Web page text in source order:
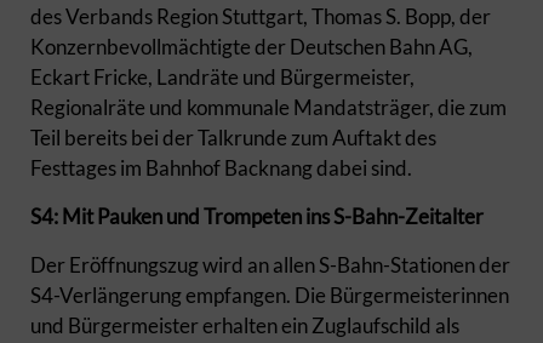
des Verbands Region Stuttgart, Thomas S. Bopp, der
Konzernbevollmächtigte der Deutschen Bahn AG,
Eckart Fricke, Landräte und Bürgermeister,
Regionalräte und kommunale Mandatsträger, die zum
Teil bereits bei der Talkrunde zum Auftakt des
Festtages im Bahnhof Backnang dabei sind.
S4: Mit Pauken und Trompeten ins S-Bahn-Zeitalter
Der Eröffnungszug wird an allen S-Bahn-Stationen der
S4-Verlängerung empfangen. Die Bürgermeisterinnen
und Bürgermeister erhalten ein Zuglaufschild als